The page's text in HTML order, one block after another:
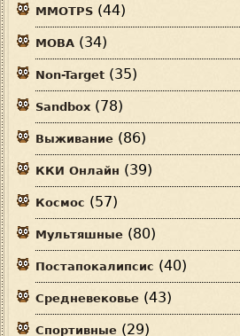
MMOTPS (44)
MOBA (34)
Non-Target (35)
Sandbox (78)
Выживание (86)
ККИ Онлайн (39)
Космос (57)
Мультяшные (80)
Постапокалипсис (40)
Средневековье (43)
Спортивные (29)